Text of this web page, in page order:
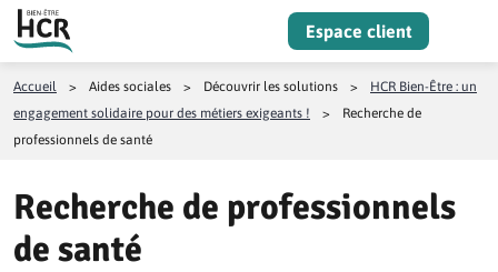
Aller au contenu
Espace client
Accueil > Aides sociales > Découvrir les solutions >
HCR Bien-Être : un
engagement solidaire pour des métiers exigeants !
>
Recherche de
professionnels de santé
Recherche de professionnels
de santé